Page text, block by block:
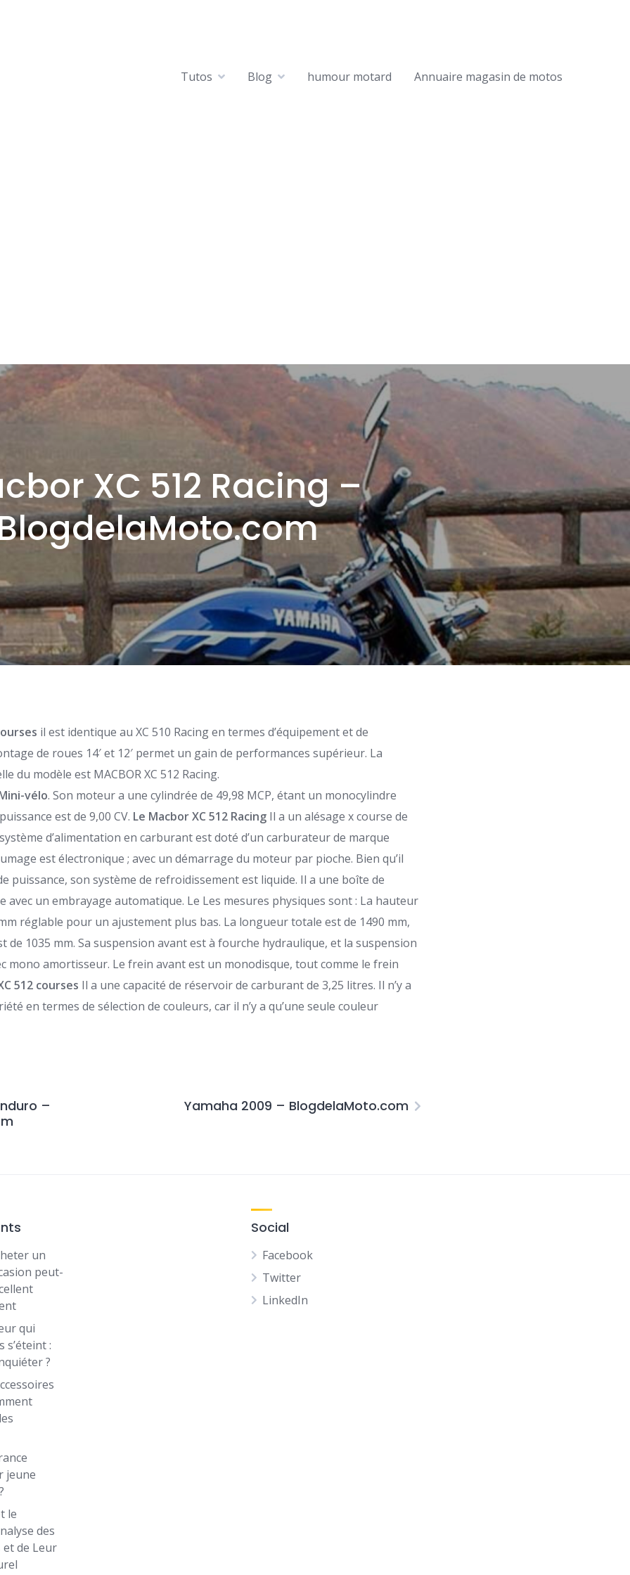
Tutos Blog humour motard Annuaire magasin de motos
XC 512 Racing –
il est identique au XC 510 Racing en termes d’équipement et de
de roues 14′ et 12′ permet un gain de performances supérieur. La
du modèle est MACBOR XC 512 Racing.
vélo. Son moteur a une cylindrée de 49,98 MCP, étant un monocylindre
est de 9,00 CV. Le Macbor XC 512 Racing Il a un alésage x course de
d’alimentation en carburant est doté d’un carburateur de marque
est électronique ; avec un démarrage du moteur par pioche. Bien qu’il
puissance, son système de refroidissement est liquide. Il a une boîte de
avec un embrayage automatique. Le Les mesures physiques sont : La hauteur
réglable pour un ajustement plus bas. La longueur totale est de 1490 mm,
de 1035 mm. Sa suspension avant est à fourche hydraulique, et la suspension
mono amortisseur. Le frein avant est un monodisque, tout comme le frein
512 courses Il a une capacité de réservoir de carburant de 3,25 litres. Il n’y a
en termes de sélection de couleurs, car il n’y a qu’une seule couleur
–
Yamaha 2009 – BlogdelaMoto.com
un
peut-
qui
s’éteint :
?
jeune
le
des
de Leur
Social
Facebook
Twitter
LinkedIn